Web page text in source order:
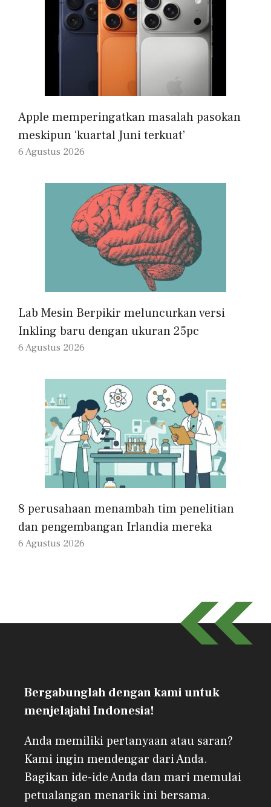
Apple memperingatkan masalah pasokan
meskipun ‘kuartal Juni terkuat’
6 Agustus 2026
Lab Mesin Berpikir meluncurkan versi
Inkling baru dengan ukuran 25pc
6 Agustus 2026
8 perusahaan menambah tim penelitian
dan pengembangan Irlandia mereka
6 Agustus 2026
Bergabunglah dengan kami untuk
menjelajahi Indonesia!
Anda memiliki pertanyaan atau saran?
Kami ingin mendengar dari Anda.
Bagikan ide-ide Anda dan mari memulai
petualangan menarik ini bersama.